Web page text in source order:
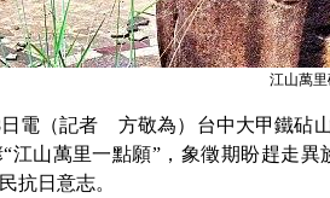
江山萬
（記者 方敬為）台中大甲鐵砧山
江山萬里一點願”，象徵期盼趕走
抗日意志。